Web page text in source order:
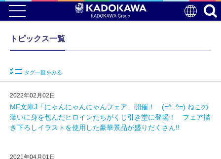
トピックス一覧
タグ一覧をみる
2022年02月02日
MF文庫J「にゃんにゃんにゃんフェア」開催！ (=^..^=) ねこの
装いに身を包んだヒロインたちがくじ引き堂に登場！ フェア描
き下ろしイラストを使用した豪華景品が盛りだくさん!!
2021年04月01日